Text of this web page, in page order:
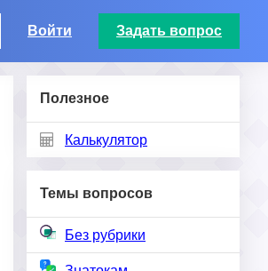
Войти Задать вопрос
Полезное
Калькулятор
Темы вопросов
Без рубрики